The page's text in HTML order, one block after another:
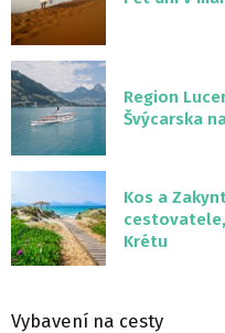
Region
Švýcarska
Kos a
Krétu
Vybavení na cesty